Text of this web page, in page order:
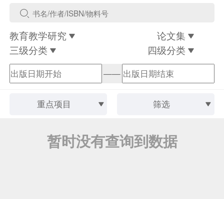
教育教学研究
论文集
三级分类
四级分类
——
重点项目 筛选
暂时没有查询到数据